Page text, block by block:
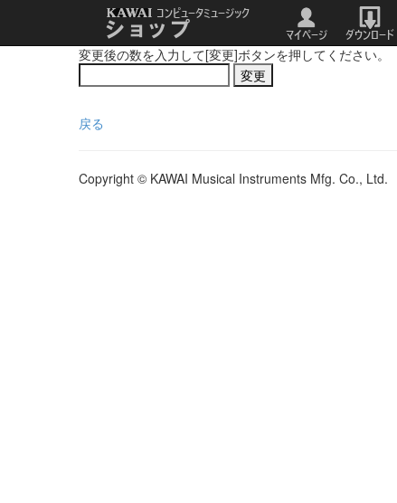
変更後の数を入力して[変更]ボタンを押してください。
戻る
Copyright © KAWAI Musical Instruments Mfg. Co., Ltd.